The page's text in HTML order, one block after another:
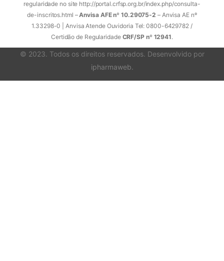
regularidade no site http://portal.crfsp.org.br/index.php/consulta-
de-inscritos.html –Anvisa AFE nº 10.29075-2 – Anvisa AE nº
1.33298-0 | Anvisa Atende Ouvidoria Tel: 0800-6429782 /
Certidão de Regularidade CRF/SP nº 12941.
© 2023. Todos os direitos reservados. Desenvolvido por
ipharmaweb.